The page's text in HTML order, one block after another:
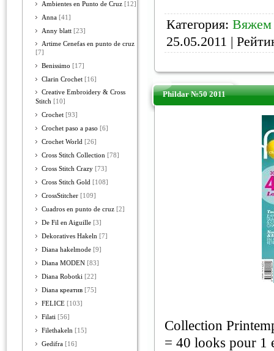
Ambientes en Punto de Cruz [12]
Anna [41]
Anny blatt [23]
Artime Cenefas en punto de cruz
[7]
Benissimo [17]
Clarin Crochet [16]
Creative Embroidery & Cross
Stitch [10]
Crochet [93]
Crochet paso a paso [6]
Crochet World [26]
Cross Stitch Collection [78]
Cross Stitch Crazy [73]
Cross Stitch Gold [108]
CrossStitcher [109]
Cuadros en punto de cruz [2]
De Fil en Aiguille [3]
Dekoratives Hakeln [7]
Diana hakelmode [9]
Diana MODEN [83]
Diana Robotki [22]
Diana креатив [75]
FELICE [103]
Filati [56]
Filethakeln [15]
Gedifra [16]
Категория: Вяжем
25.05.2011 |
Phildar №50 2011
Collection
= 40 looks pour 1